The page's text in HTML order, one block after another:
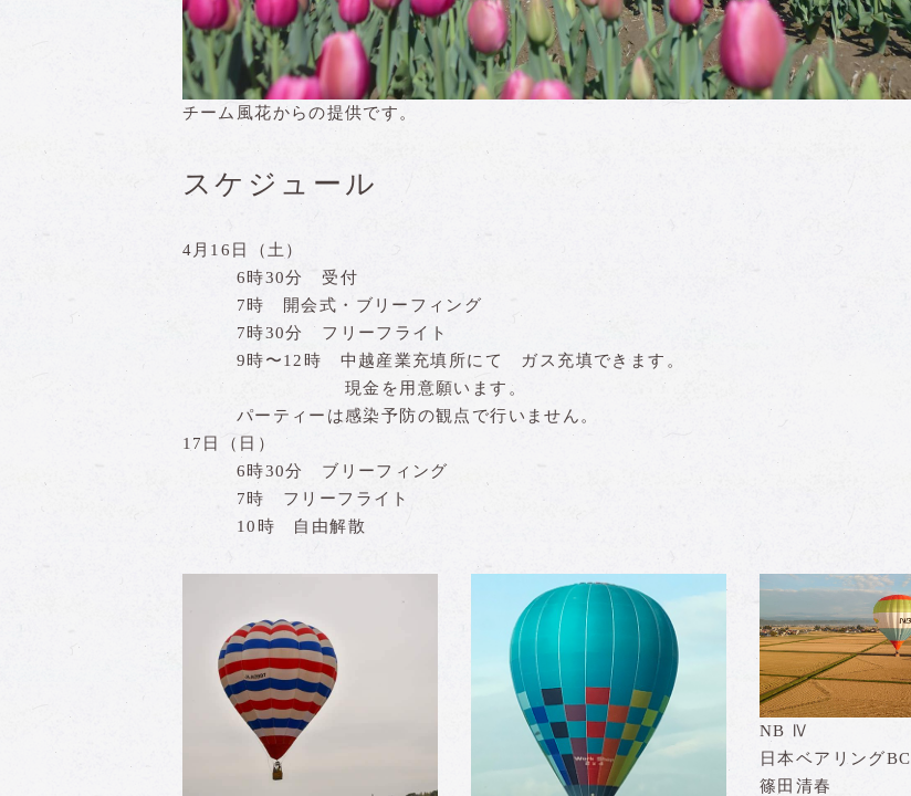
チーム風花からの提供です。
スケジュール
4月16日（土）
6時30分 受付
7時 開会式・ブリーフィング
7時30分 フリーフライト
9時〜12時 中越産業充填所にて ガス充填できます。
現金を用意願います。
パーティーは感染予防の観点で行いません。
17日（日）
6時30分 ブリーフィング
7時 フリーフライト
10時 自由解散
NB Ⅳ
日本ベアリングBC
篠田清春